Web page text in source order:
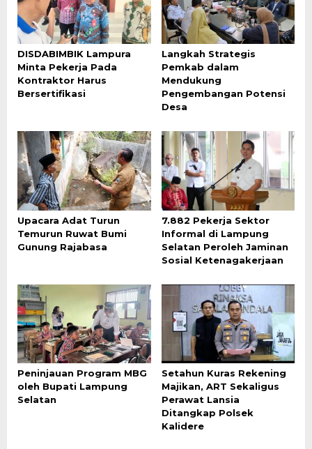
DISDABIMBIK Lampura
Minta Pekerja Pada
Kontraktor Harus
Bersertifikasi
Langkah Strategis
Pemkab dalam
Mendukung
Pengembangan Potensi
Desa
Upacara Adat Turun
Temurun Ruwat Bumi
Gunung Rajabasa
7.882 Pekerja Sektor
Informal di Lampung
Selatan Peroleh Jaminan
Sosial Ketenagakerjaan
Peninjauan Program MBG
oleh Bupati Lampung
Selatan
Setahun Kuras Rekening
Majikan, ART Sekaligus
Perawat Lansia
Ditangkap Polsek
Kalidere